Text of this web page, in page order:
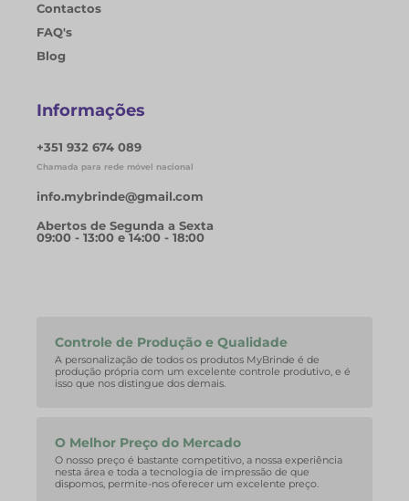
Contactos
FAQ's
Blog
Informações
+351 932 674 089
Chamada para rede móvel nacional
info.mybrinde@gmail.com
Abertos de Segunda a Sexta
09:00 - 13:00 e 14:00 - 18:00
Controle de Produção e Qualidade
A personalização de todos os produtos MyBrinde é de
produção própria com um excelente controle produtivo, e é
isso que nos distingue dos demais.
O Melhor Preço do Mercado
O nosso preço é bastante competitivo, a nossa experiência
nesta área e toda a tecnologia de impressão de que
dispomos, permite-nos oferecer um excelente preço.